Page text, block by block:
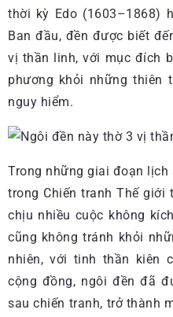
thời kỳ Edo (1603–1868)
Ban đầu, đền được biết
vị thần linh, với mục đích
phương khỏi những thiên
nguy hiểm.
Trong những giai đoạn
trong Chiến tranh Thế giới
chịu nhiều cuộc không
cũng không tránh khỏi
nhiên, với tinh thần kiên
cộng đồng, ngôi đền đã
sau chiến tranh, trở thành